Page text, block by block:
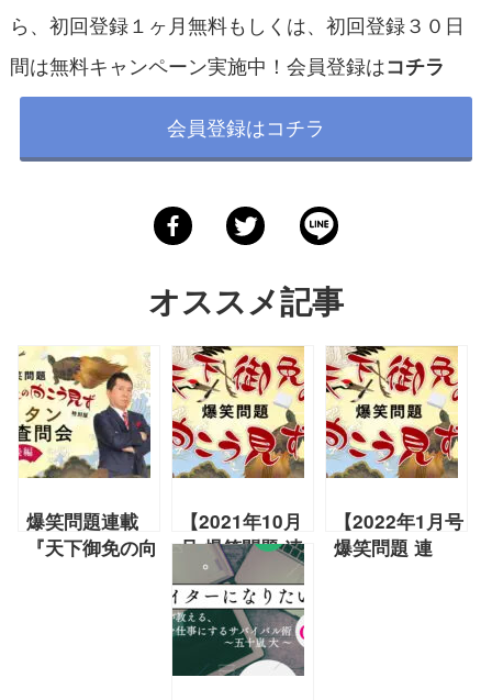
ら、初回登録１ヶ月無料もしくは、初回登録３０日
間は無料キャンペーン実施中！会員登録はコチラ
会員登録はコチラ
オススメ記事
爆笑問題連載
『天下御免の向
【2021年10月
号 爆笑問題 連
載】『シン・デ
レラ』『論破～
ルーム』天下御
免の向こう見ず
【2022年1月号
爆笑問題 連